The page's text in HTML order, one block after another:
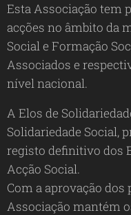
Esta Associação tem
acções no âmbito da
Social e Formação
Associados e
nível nacional.
A Elos de
Solidariedade Social,
registo definitivo dos
Acção Social.
Com a aprovação
Associação mantém